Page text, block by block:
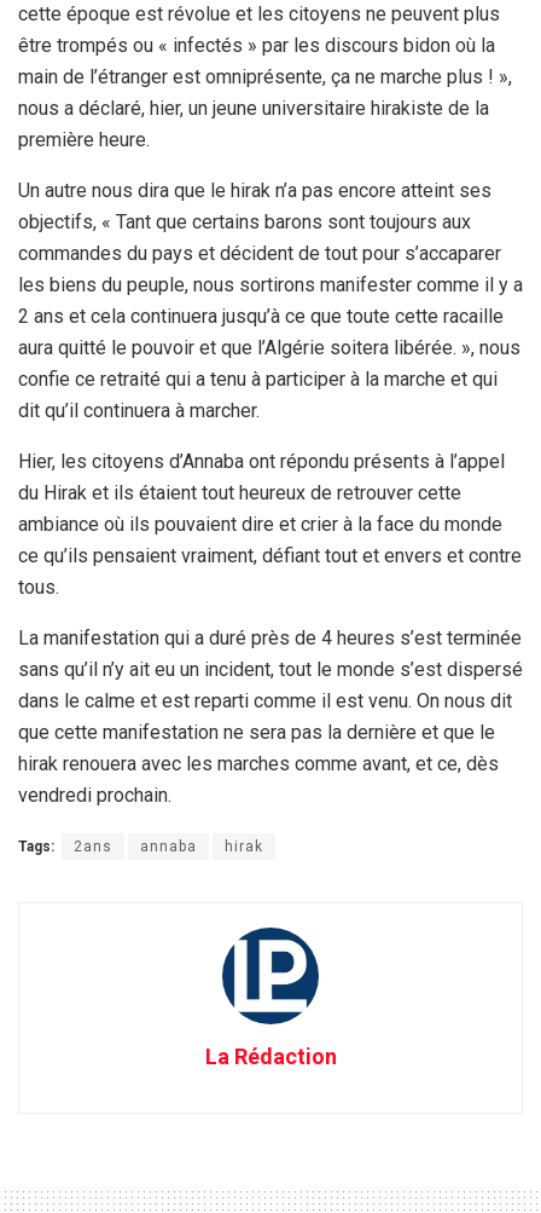
cette époque est révolue et les citoyens ne peuvent plus
être trompés ou « infectés » par les discours bidon où la
main de l’étranger est omniprésente, ça ne marche plus ! »,
nous a déclaré, hier, un jeune universitaire hirakiste de la
première heure.
Un autre nous dira que le hirak n’a pas encore atteint ses
objectifs, « Tant que certains barons sont toujours aux
commandes du pays et décident de tout pour s’accaparer
les biens du peuple, nous sortirons manifester comme il y a
2 ans et cela continuera jusqu’à ce que toute cette racaille
aura quitté le pouvoir et que l’Algérie soitera libérée. », nous
confie ce retraité qui a tenu à participer à la marche et qui
dit qu’il continuera à marcher.
Hier, les citoyens d’Annaba ont répondu présents à l’appel
du Hirak et ils étaient tout heureux de retrouver cette
ambiance où ils pouvaient dire et crier à la face du monde
ce qu’ils pensaient vraiment, défiant tout et envers et contre
tous.
La manifestation qui a duré près de 4 heures s’est terminée
sans qu’il n’y ait eu un incident, tout le monde s’est dispersé
dans le calme et est reparti comme il est venu. On nous dit
que cette manifestation ne sera pas la dernière et que le
hirak renouera avec les marches comme avant, et ce, dès
vendredi prochain.
Tags: 2ans annaba hirak
La Rédaction